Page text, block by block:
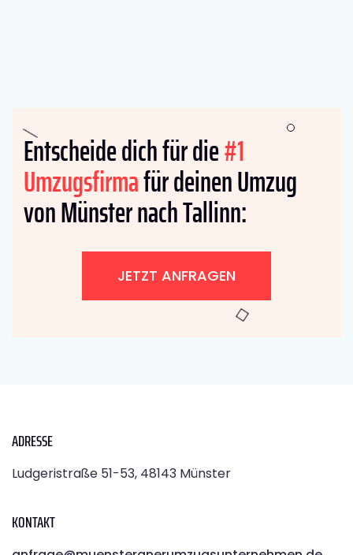
Entscheide dich für die#1
Umzugsfirmafür deinen Umzug
von Münster nach Tallinn:
JETZT ANFRAGEN
ADRESSE
Ludgeristraße 51-53, 48143 Münster
KONTAKT